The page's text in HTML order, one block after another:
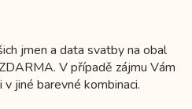
jmen a data svatby na obal
V případě zájmu Vám
jiné barevné kombinaci.